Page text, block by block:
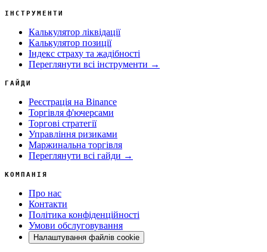
ІНСТРУМЕНТИ
Калькулятор ліквідації
Калькулятор позиції
Індекс страху та жадібності
Переглянути всі інструменти →
ГАЙДИ
Реєстрація на Binance
Торгівля ф'ючерсами
Торгові стратегії
Управління ризиками
Маржинальна торгівля
Переглянути всі гайди →
КОМПАНІЯ
Про нас
Контакти
Політика конфіденційності
Умови обслуговування
Налаштування файлів cookie